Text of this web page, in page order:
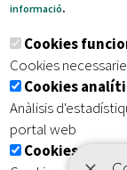
Subscriu-te
Inici | Avís
| Accessibilitat
informació.
Cookies
Cookies
Cookies
Anàlisis
portal web
Cookies